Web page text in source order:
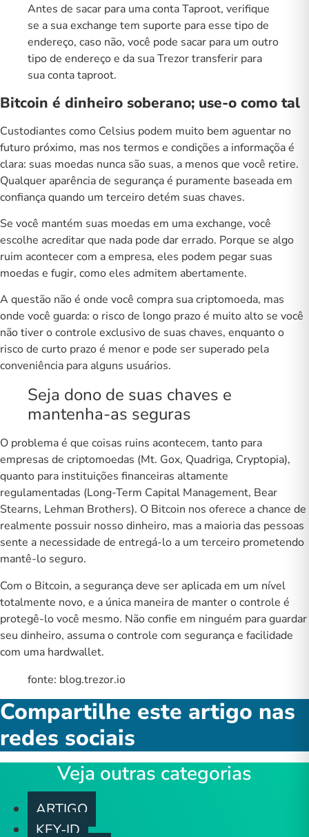
Antes de sacar para uma conta Taproot, verifique
se a sua exchange tem suporte para esse tipo de
endereço, caso não, você pode sacar para um outro
tipo de endereço e da sua Trezor transferir para
sua conta taproot.
Bitcoin é dinheiro soberano; use-o como tal
Custodiantes como Celsius podem muito bem aguentar no
futuro próximo, mas nos termos e condições a informaçõa é
clara: suas moedas nunca são suas, a menos que você retire.
Qualquer aparência de segurança é puramente baseada em
confiança quando um terceiro detém suas chaves.
Se você mantém suas moedas em uma exchange, você
escolhe acreditar que nada pode dar errado. Porque se algo
ruim acontecer com a empresa, eles podem pegar suas
moedas e fugir, como eles admitem abertamente.
A questão não é onde você compra sua criptomoeda, mas
onde você guarda: o risco de longo prazo é muito alto se você
não tiver o controle exclusivo de suas chaves, enquanto o
risco de curto prazo é menor e pode ser superado pela
conveniência para alguns usuários.
Seja dono de suas chaves e
mantenha-as seguras
O problema é que coisas ruins acontecem, tanto para
empresas de criptomoedas (Mt. Gox, Quadriga, Cryptopia),
quanto para instituições financeiras altamente
regulamentadas (Long-Term Capital Management, Bear
Stearns, Lehman Brothers). O Bitcoin nos oferece a chance de
realmente possuir nosso dinheiro, mas a maioria das pessoas
sente a necessidade de entregá-lo a um terceiro prometendo
mantê-lo seguro.
Com o Bitcoin, a segurança deve ser aplicada em um nível
totalmente novo, e a única maneira de manter o controle é
protegê-lo você mesmo. Não confie em ninguém para guardar
seu dinheiro, assuma o controle com segurança e facilidade
com uma hardwallet.
fonte: blog.trezor.io
Compartilhe este artigo nas
redes sociais
Veja outras categorias
ARTIGO
KEY-ID